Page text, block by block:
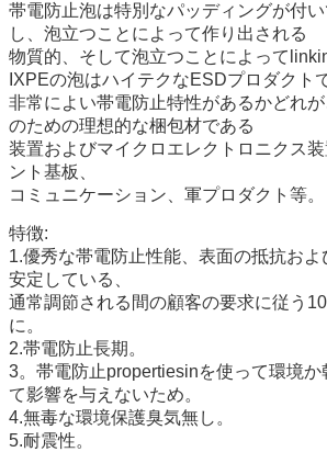
帯電防止泡は特別なパッディングが付
し、泡立つことによって作り出される
物質的、そして泡立つことによって
IXPEの泡はハイテクなESDプロダクト
非常によい帯電防止特性があるかどれ
のための理想的な梱包材である
装置およびマイクロエレクトロニクス
ント基板、
コミュニケーション、軍プロダクト等。
特徴:
1.優秀な帯電防止性能、表面の抵抗お
安定している、
通常調節される間の顧客の要求に従う
に。
2.帯電防止長期。
3。帯電防止propertiesinを使って環境か
て影響を与えないため。
4.無毒な環境保護臭気無し。
5.耐震性。